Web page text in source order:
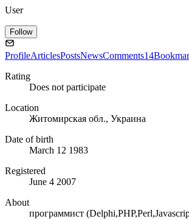
User
Follow
ProfileArticlesPostsNewsComments14
Rating
Does not participate
Location
Житомирская обл., Украина
Date of birth
March 12 1983
Registered
June 4 2007
About
программист